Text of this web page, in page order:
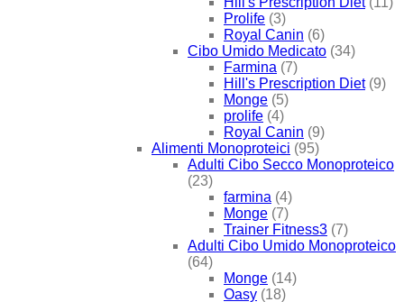
Prolife (3)
Royal Canin (6)
Cibo Umido Medicato (34)
Farmina (7)
Hill's Prescription Diet (9)
Monge (5)
prolife (4)
Royal Canin (9)
Alimenti Monoproteici (95)
Adulti Cibo Secco Monoproteico
(23)
farmina (4)
Monge (7)
Trainer Fitness3 (7)
Adulti Cibo Umido Monoproteico
(64)
Monge (14)
Oasy (18)